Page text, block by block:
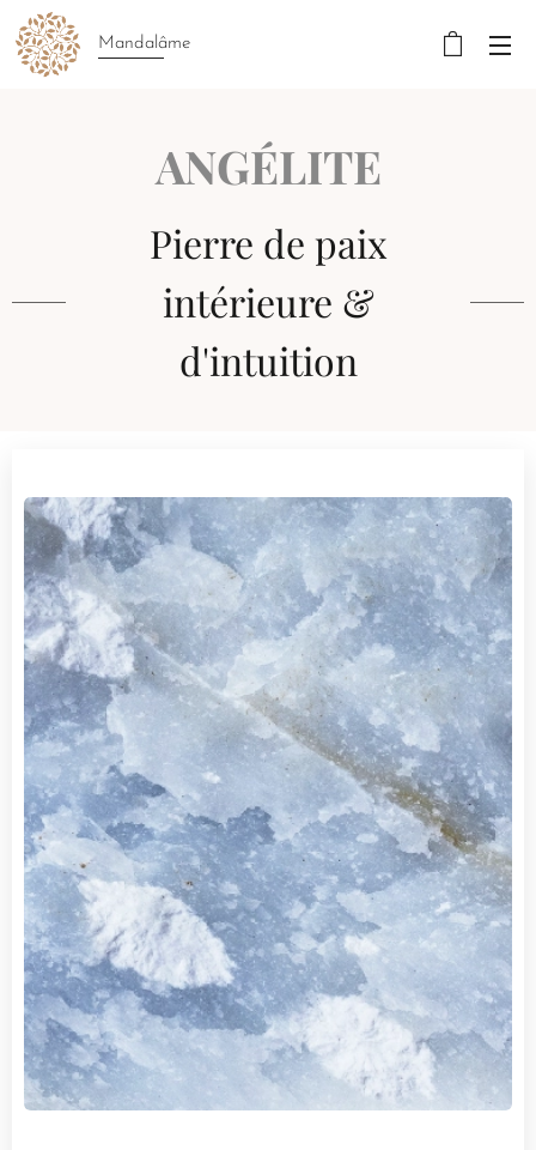
Mandalâme
ANGÉLITE
Pierre de paix
intérieure &
d'intuition